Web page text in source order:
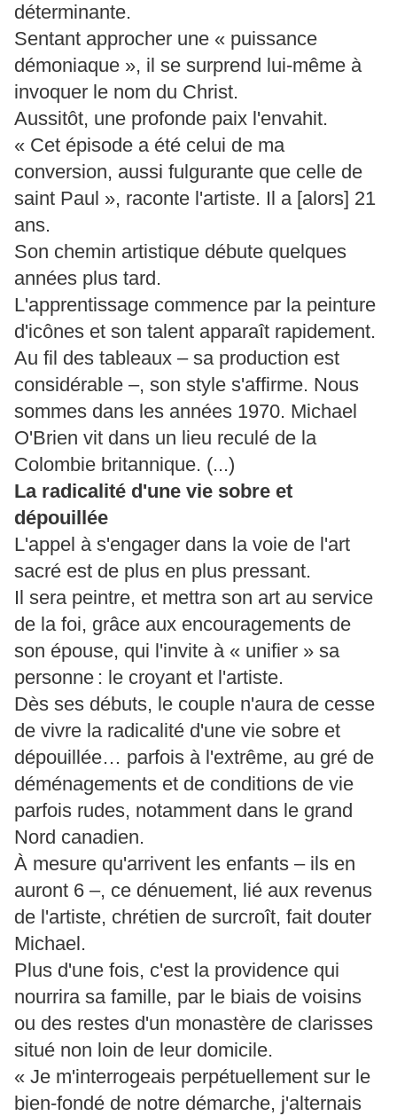
déterminante.
Sentant approcher une « puissance
démoniaque », il se surprend lui-même à
invoquer le nom du Christ.
Aussitôt, une profonde paix l'envahit.
« Cet épisode a été celui de ma
conversion, aussi fulgurante que celle de
saint Paul », raconte l'artiste. Il a [alors] 21
ans.
Son chemin artistique débute quelques
années plus tard.
L'apprentissage commence par la peinture
d'icônes et son talent apparaît rapidement.
Au fil des tableaux – sa production est
considérable –, son style s'affirme. Nous
sommes dans les années 1970. Michael
O'Brien vit dans un lieu reculé de la
Colombie britannique. (...)
La radicalité d'une vie sobre et
dépouillée
L'appel à s'engager dans la voie de l'art
sacré est de plus en plus pressant.
Il sera peintre, et mettra son art au service
de la foi, grâce aux encouragements de
son épouse, qui l'invite à « unifier » sa
personne : le croyant et l'artiste.
Dès ses débuts, le couple n'aura de cesse
de vivre la radicalité d'une vie sobre et
dépouillée… parfois à l'extrême, au gré de
déménagements et de conditions de vie
parfois rudes, notamment dans le grand
Nord canadien.
À mesure qu'arrivent les enfants – ils en
auront 6 –, ce dénuement, lié aux revenus
de l'artiste, chrétien de surcroît, fait douter
Michael.
Plus d'une fois, c'est la providence qui
nourrira sa famille, par le biais de voisins
ou des restes d'un monastère de clarisses
situé non loin de leur domicile.
« Je m'interrogeais perpétuellement sur le
bien-fondé de notre démarche, j'alternais